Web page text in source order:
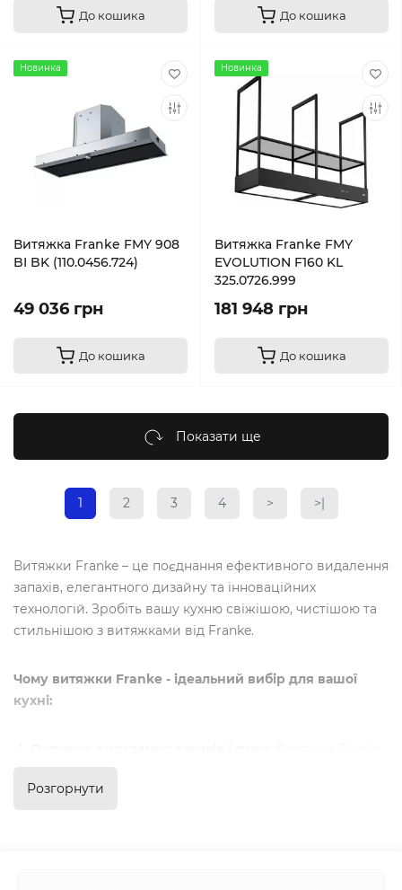
До кошика До кошика
Новинка
Витяжка Franke FMY 908
BI BK (110.0456.724)
49 036 грн
До кошика
Новинка
Витяжка Franke FMY
EVOLUTION F160 KL
325.0726.999
181 948 грн
До кошика
Показати ще
1 2 3 4 > >|
Витяжки Franke – це поєднання ефективного видалення
запахів, елегантного дизайну та інноваційних
технологій. Зробіть вашу кухню свіжішою, чистішою та
стильнішою з витяжками від Franke.
Чому витяжки Franke - ідеальний вибір для вашої
кухні:
видаляючи запахи, пару та дим, забезпечуючи свіжу
Розгорнути